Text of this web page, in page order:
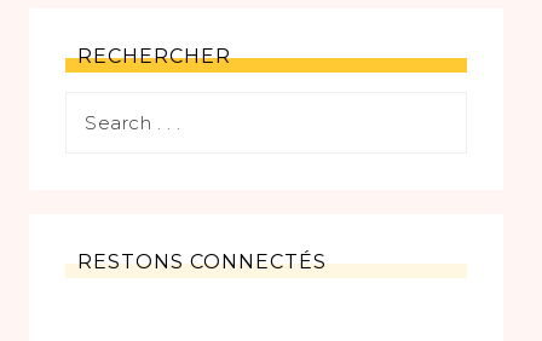
RECHERCHER
RESTONS CONNECTÉS